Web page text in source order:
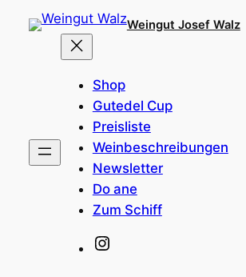
Inhalt
Weingut Josef Walz
Shop
Gutedel Cup
Preisliste
Weinbeschreibungen
Newsletter
Do ane
Zum Schiff